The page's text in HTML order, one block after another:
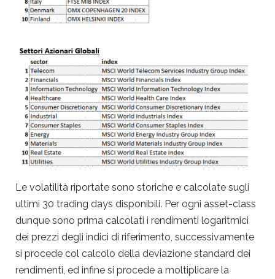
Le volatilità riportate sono storiche e calcolate sugli
ultimi 30 trading days disponibili. Per ogni asset-class
dunque sono prima calcolati i rendimenti logaritmici
dei prezzi degli indici di riferimento, successivamente
si procede col calcolo della deviazione standard dei
rendimenti, ed infine si procede a moltiplicare la